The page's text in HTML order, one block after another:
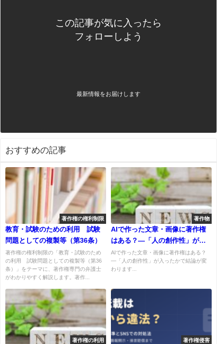
この記事が気に入ったら
フォローしよう
最新情報をお届けします
おすすめの記事
著作権の権利制限
教育・試験のための利用 試験
問題としての複製等（第36条）
著作権の権利制限の「教育・試験のため
の利用 試験問題としての複製等（第36
条）」をテーマに、著作権専門の弁護士
がわかりやすく解説します。著作...
著作物
AIで作った文章・画像に著作権
はある？―「人の創作性」が入
ったかで結論が変わります
AIで作った文章・画像に著作権はある？
―「人の創作性」が入ったかで結論が変
わります...
著作権の利用 著作権侵害